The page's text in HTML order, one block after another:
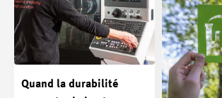
Quand la durabilité